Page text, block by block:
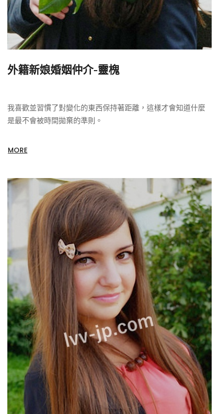
外籍新娘婚姻仲介-靈槐
我喜歡並習慣了對變化的東西保持著距離，這樣才會知道什麼
是最不會被時間拋棄的準則。
MORE